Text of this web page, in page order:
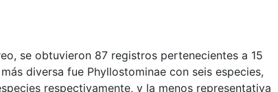
se obtuvieron 87 registros pertenecientes a 15
diversa fue Phyllostominae con seis especies,
respectivamente, y la menos representativa